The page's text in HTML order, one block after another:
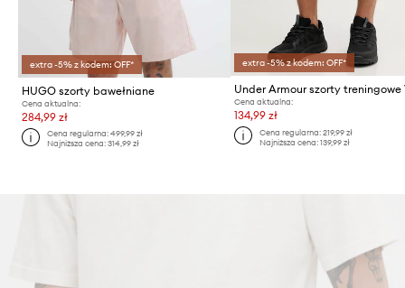
extra -5% z kodem: OFF*
HUGO szorty bawełniane
Cena aktualna:
284,99 zł
Cena regularna:499,99 zł
Najniższa cena:314,99 zł
extra -5% z kodem: OFF*
Cena aktualna:
134,99 zł
Cena regularna: 219,99 zł
Najniższa cena: 139,99 zł